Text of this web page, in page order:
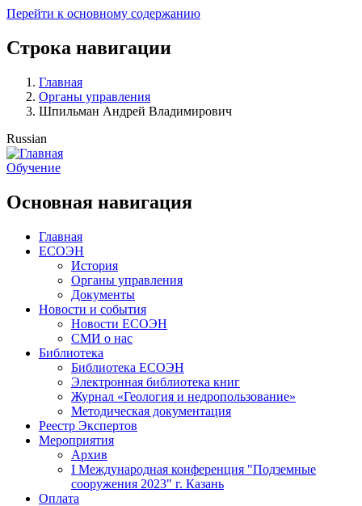
Перейти к основному содержанию
Строка навигации
Главная
Органы управления
Шпильман Андрей Владимирович
Russian
Обучение
Основная навигация
Главная
ЕСОЭН
История
Органы управления
Документы
Новости и события
Новости ЕСОЭН
СМИ о нас
Библиотека
Библиотека ЕСОЭН
Электронная библиотека книг
Журнал «Геология и недропользование»
Методическая документация
Реестр Экспертов
Мероприятия
Архив
I Международная конференция "Подземные
сооружения 2023" г. Казань
Оплата